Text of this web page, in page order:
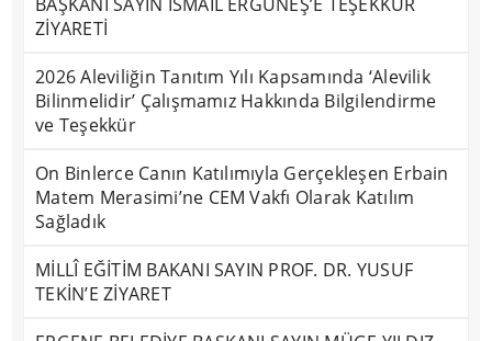
ZİYARETİ
2026 Aleviliğin Tanıtım Yılı Kapsamında ‘Alevilik
Bilinmelidir’ Çalışmamız Hakkında Bilgilendirme
ve Teşekkür
On Binlerce Canın Katılımıyla Gerçekleşen Erbain
Matem Merasimi’ne CEM Vakfı Olarak Katılım
Sağladık
MİLLÎ EĞİTİM BAKANI SAYIN PROF. DR. YUSUF
TEKİN’E ZİYARET